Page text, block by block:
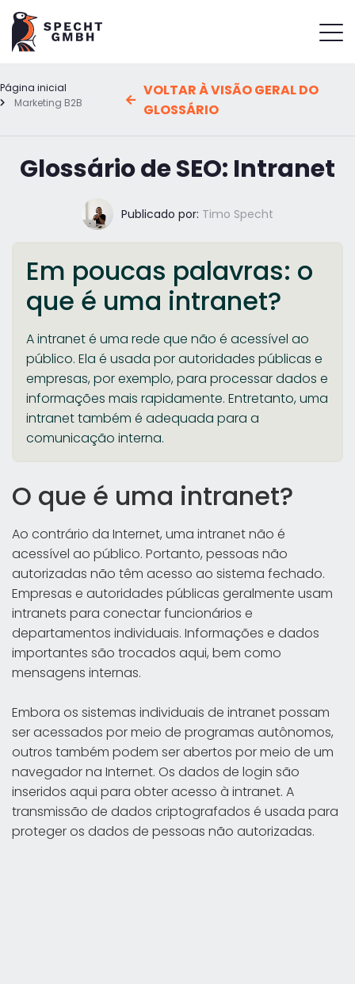
Página inicial
Marketing B2B
VOLTAR À VISÃO GERAL DO
GLOSSÁRIO
Glossário de SEO: Intranet
Publicado por: Timo Specht
Em poucas palavras: o
que é uma intranet?
A intranet é uma rede que não é acessível ao
público. Ela é usada por autoridades públicas e
empresas, por exemplo, para processar dados e
informações mais rapidamente. Entretanto, uma
intranet também é adequada para a
comunicação interna.
O que é uma intranet?
Ao contrário da Internet, uma intranet não é
acessível ao público. Portanto, pessoas não
autorizadas não têm acesso ao sistema fechado.
Empresas e autoridades públicas geralmente usam
intranets para conectar funcionários e
departamentos individuais. Informações e dados
importantes são trocados aqui, bem como
mensagens internas.
Embora os sistemas individuais de intranet possam
ser acessados por meio de programas autônomos,
outros também podem ser abertos por meio de um
navegador na Internet. Os dados de login são
inseridos aqui para obter acesso à intranet. A
transmissão de dados criptografados é usada para
proteger os dados de pessoas não autorizadas.